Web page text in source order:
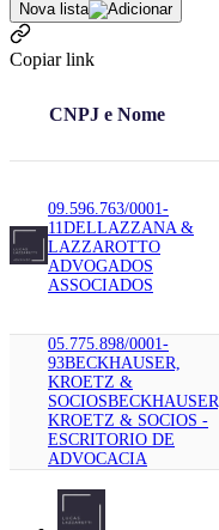
Nova lista
Copiar link
CNPJ e Nome
09.596.763/0001-
11 DELLAZZANA &
LAZZAROTTO
ADVOGADOS
ASSOCIADOS
05.775.898/0001-
93BECKHAUSER,
KROETZ &
SOCIOSBECKHAUSER,
KROETZ & SOCIOS -
ESCRITORIO DE
ADVOCACIA